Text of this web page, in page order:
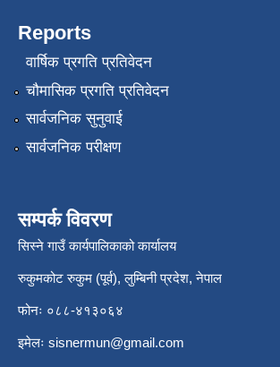
Reports
वार्षिक प्रगति प्रतिवेदन
चौमासिक प्रगति प्रतिवेदन
सार्वजनिक सुनुवाई
सार्वजनिक परीक्षण
सम्पर्क विवरण
सिस्ने गाउँ कार्यपालिकाको कार्यालय
रुकुमकोट रुकुम (पूर्व), लुम्बिनी प्रदेश, नेपाल
फोनः ०८८-४१३०६४
इमेलः sisnermun@gmail.com